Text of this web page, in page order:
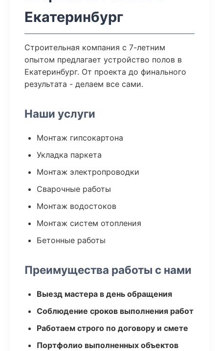
Екатеринбург
Строительная компания с 7-летним
опытом предлагает устройство полов в
Екатеринбург. От проекта до финального
результата - делаем все сами.
Наши услуги
Монтаж гипсокартона
Укладка паркета
Монтаж электропроводки
Сварочные работы
Монтаж водостоков
Монтаж систем отопления
Бетонные работы
Преимущества работы с нами
Выезд мастера в день обращения
Соблюдение сроков выполнения работ
Работаем строго по договору и смете
Портфолио выполненных объектов